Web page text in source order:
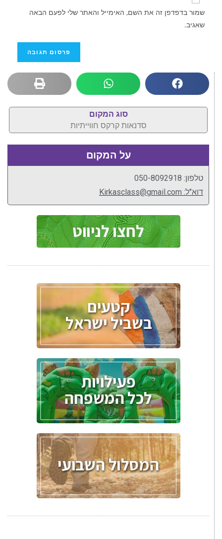
שמור בדפדפן זה את השם, האימייל והאתר שלי לפעם הבאה
שאגיב.
סוג המקום
סדנאות קרקס חווייתיות
על המקום
טלפון: 050-8092918
דוא"ל: Kirkasclass@gmail.com